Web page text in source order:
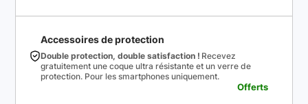
Accessoires de protection
Double protection, double satisfaction ! Recevez
gratuitement une coque ultra résistante et un verre de
protection. Pour les smartphones uniquement.
Offerts